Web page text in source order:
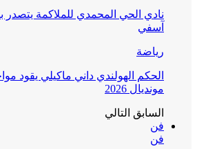
نادي الحي المحمدي للملاكمة
آسفي
رياضة
الحكم الهولندي داني ماكيلي يقود
مونديال 2026
السابق التالي
فن
فن